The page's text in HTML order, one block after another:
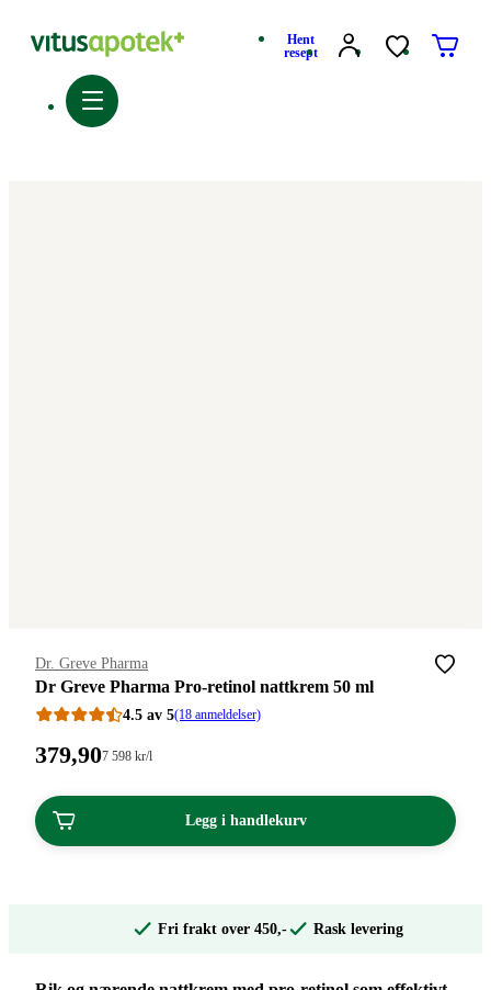
Hent
resept
Merke:
Dr. Greve Pharma
Dr Greve Pharma Pro-retinol nattkrem 50 ml
4.5 av 5(18 anmeldelser)
Pris:
kroner.
379,90Stykkpris:
598,00/l
7 598 kr/l
Legg i handlekurv
Fri frakt over 450,- Rask levering